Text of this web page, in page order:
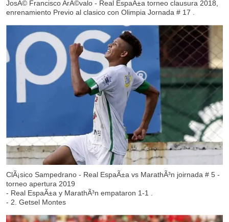
JosÃ© Francisco ArÃ©valo - Real EspaÃ±a torneo clausura 2018,
enrenamiento Previo al clasico con Olimpia Jornada # 17 .
ClÃ¡sico Sampedrano - Real EspaÃ±a vs MarathÃ³n joirnada # 5 -
torneo apertura 2019
- Real EspaÃ±a y MarathÃ³n empataron 1-1 .
- 2. Getsel Montes